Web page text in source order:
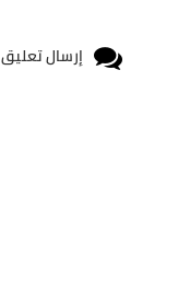
إرسال تعليق